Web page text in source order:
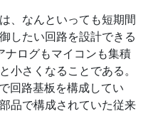
、なんといっても短期間
したい回路を設計できる
ナログもマイコンも集積
小さくなることである。
回路基板を構成してい
品で構成されていた従来